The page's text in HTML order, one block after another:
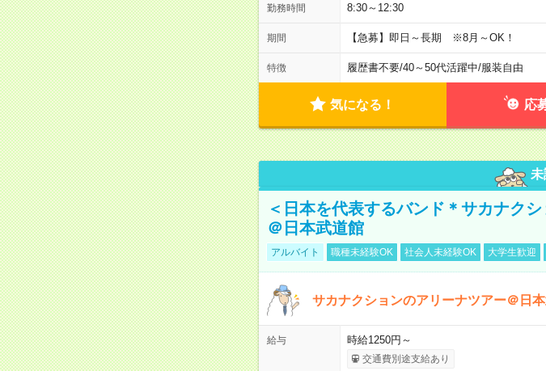
勤務時間 8:30～12:30
期間 【急募】即日～長期 ※8月～OK！
特徴 履歴書不要/40～50代活躍中/服装自由
気になる！ 応
未
＜日本を代表するバンド＊サカナク
＠日本武道館
アルバイト 職種未経験OK 社会人未経験OK 大学生歓迎
サカナクションのアリーナツアー＠日
給与 時給1250円～
交通費別途支給あり